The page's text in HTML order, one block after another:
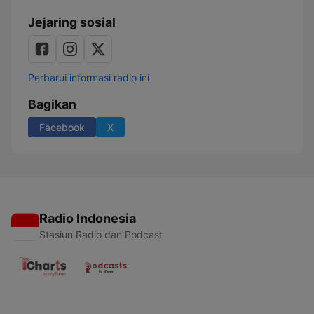
Jejaring sosial
Perbarui informasi radio ini
Bagikan
Facebook X
Radio Indonesia
Stasiun Radio dan Podcast